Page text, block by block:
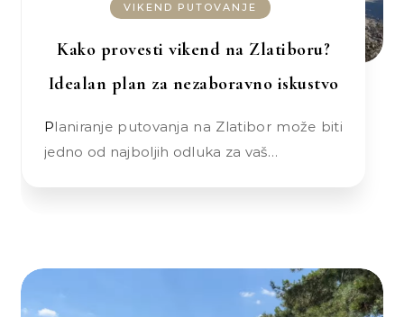
VIKEND PUTOVANJE
Kako provesti vikend na Zlatiboru?
Idealan plan za nezaboravno iskustvo
Planiranje putovanja na Zlatibor može biti
jedno od najboljih odluka za vaš…